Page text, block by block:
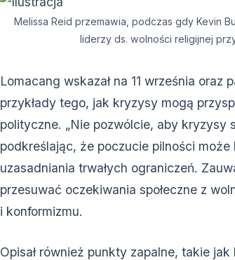
Melissa Reid przemawia, podczas gdy Kevin
liderzy ds. wolności religijnej
Lomacang wskazał na 11 września oraz
przykłady tego, jak kryzysy mogą
polityczne. „Nie pozwólcie, aby kryzysy
podkreślając, że poczucie pilności
uzasadniania trwałych ograniczeń.
przesuwać oczekiwania społeczne z
i konformizmu.
Opisał również punkty zapalne, takie